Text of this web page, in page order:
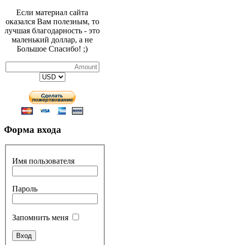
Если материал сайта
оказался Вам полезным, то
лучшая благодарность - это
маленький доллар, а не
Большое Спасибо! ;)
Форма входа
Имя пользователя
Пароль
Запомнить меня